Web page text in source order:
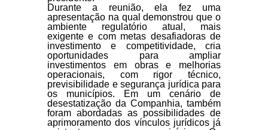
Durante a reunião, ela fez uma
apresentação na qual demonstrou que o
ambiente regulatório atual, mais
exigente e com metas desafiadoras de
investimento e competitividade, cria
oportunidades para ampliar
investimentos em obras e melhorias
operacionais, com rigor técnico,
previsibilidade e segurança jurídica para
os municípios. Em um cenário de
desestatização da Companhia, também
foram abordadas as possibilidades de
aprimoramento dos vínculos jurídicos já